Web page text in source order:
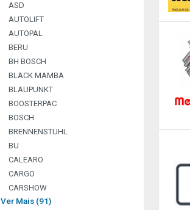
ASD
AUTOLIFT
AUTOPAL
BERU
BH BOSCH
BLACK MAMBA
BLAUPUNKT
BOOSTERPAC
BOSCH
BRENNENSTUHL
BU
CALEARO
CARGO
CARSHOW
Ver Mais (91)